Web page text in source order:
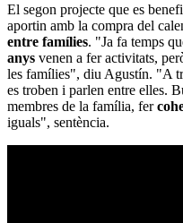
El segon projecte que es
aportin amb la compra del
entre famílies. "Ja fa temps
anys venen a fer activitats,
les famílies", diu Agustín. "A
es troben i parlen entre elles.
membres de la família, fer
iguals", sentència.